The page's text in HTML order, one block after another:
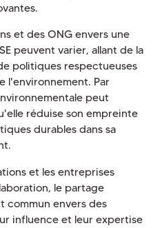
et des ONG envers une
peuvent varier, allant de la
politiques respectueuses
l'environnement. Par
peut
réduise son empreinte
durables dans sa
et les entreprises
le partage
envers des
influence et leur expertise